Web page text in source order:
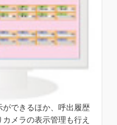
できるほか、呼出履歴
メラの表示管理も行え